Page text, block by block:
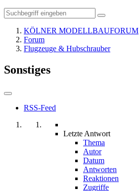
KÖLNER MODELLBAUFORUM
Forum
Flugzeuge & Hubschrauber
Sonstiges
RSS-Feed
Letzte Antwort
Thema
Autor
Datum
Antworten
Reaktionen
Zugriffe